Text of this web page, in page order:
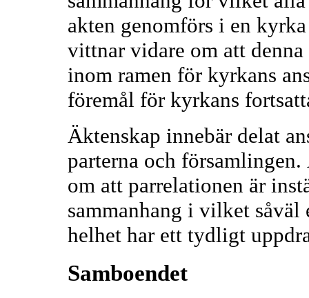
akten genomförs i en
vittnar vidare om att
inom ramen för kyrkans
föremål för kyrkans
Äktenskap innebär delat
parterna och
om att parrelationen är
sammanhang i vilket
helhet har ett tydligt
Samboendet